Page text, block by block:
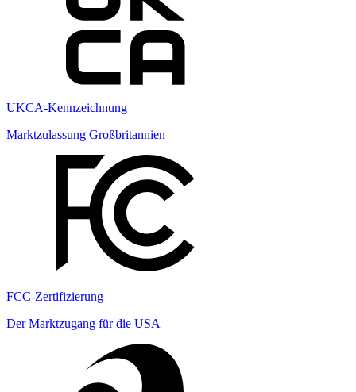
UKCA-Kennzeichnung
Marktzulassung Großbritannien
FCC-Zertifizierung
Der Marktzugang für die USA